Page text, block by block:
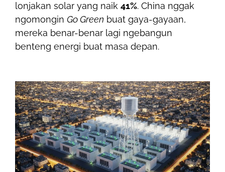
lonjakan solar yang naik 41%. China nggak
ngomongin Go Green buat gaya-gayaan,
mereka benar-benar lagi ngebangun
benteng energi buat masa depan.